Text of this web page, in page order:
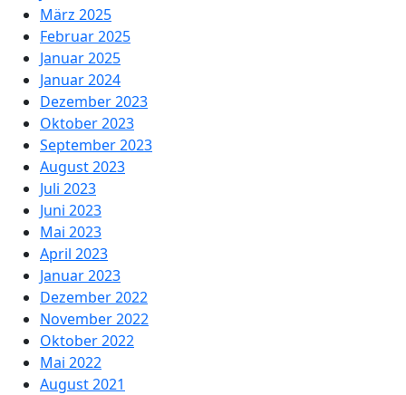
März 2025
Februar 2025
Januar 2025
Januar 2024
Dezember 2023
Oktober 2023
September 2023
August 2023
Juli 2023
Juni 2023
Mai 2023
April 2023
Januar 2023
Dezember 2022
November 2022
Oktober 2022
Mai 2022
August 2021